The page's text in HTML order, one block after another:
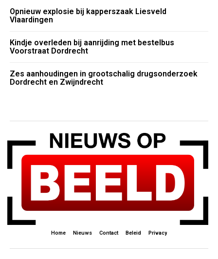
Opnieuw explosie bij kapperszaak Liesveld
Vlaardingen
Kindje overleden bij aanrijding met bestelbus
Voorstraat Dordrecht
Zes aanhoudingen in grootschalig drugsonderzoek
Dordrecht en Zwijndrecht
Home Nieuws Contact Beleid Privacy